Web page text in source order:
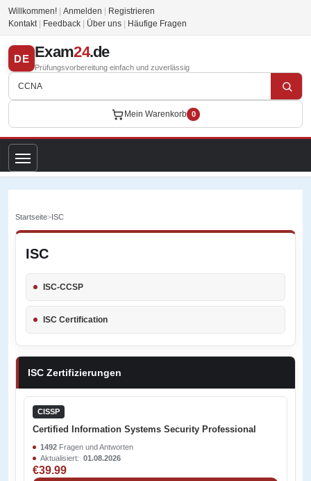
Willkommen! Anmelden
Registrieren
Kontakt
Feedback Über uns Häufige Fragen
DE Exam24.de
Prüfungsvorbereitung einfach und zuverlässig
Mein Warenkorb 0
Startseite>ISC
ISC
ISC-CCSP
ISC Certification
ISC Zertifizierungen
CISSP
Certified Information Systems Security Professional
1492 Fragen und Antworten
Aktualisiert: 01.08.2026
€39.99